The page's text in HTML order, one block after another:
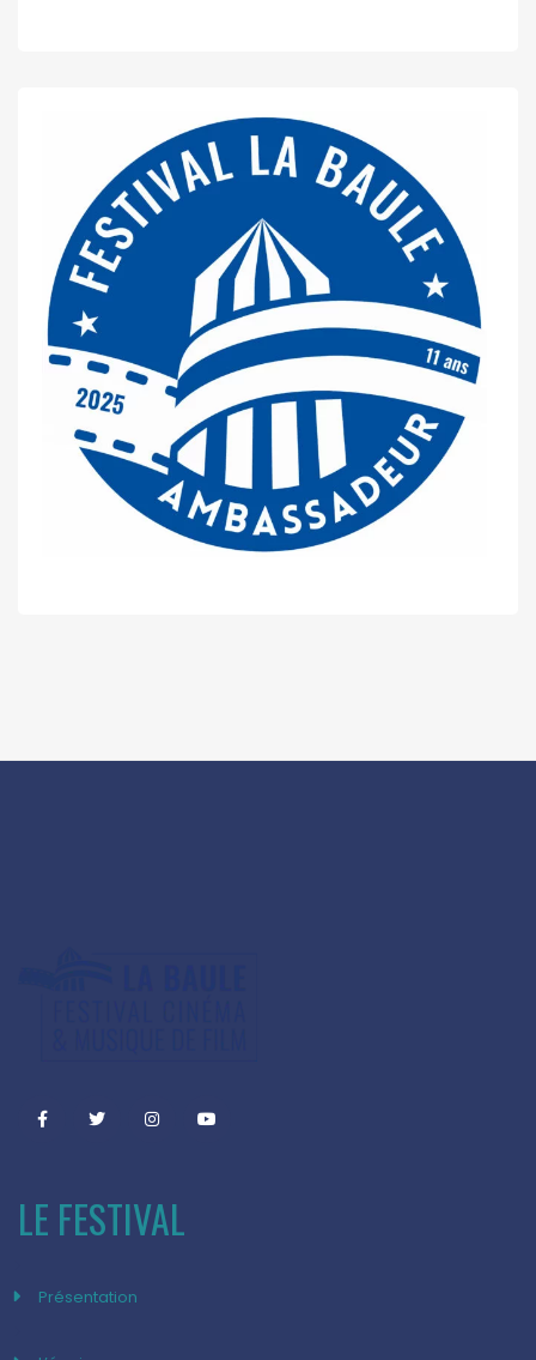
LE FESTIVAL
Présentation